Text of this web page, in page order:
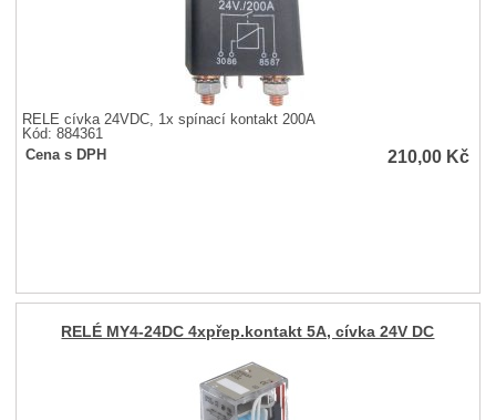
RELÉ cívka 24VDC, 1x spínací kontakt 200A
Kód: 884361
Cena s DPH
210,00 Kč
RELÉ MY4-24DC 4xpřep.kontakt 5A, cívka 24V DC